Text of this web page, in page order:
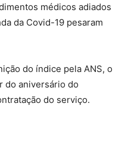
médicos adiados
da Covid-19 pesaram
do índice pela ANS, o
do aniversário do
do serviço.